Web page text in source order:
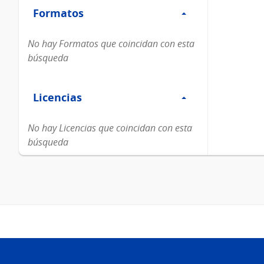
Formatos
Formatos
No hay Formatos que coincidan con esta
búsqueda
Licencias
Licencias
No hay Licencias que coincidan con esta
búsqueda